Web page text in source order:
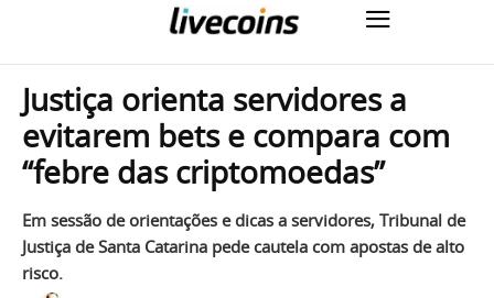
Justiça orienta servidores a
evitarem bets e compara com
“febre das criptomoedas”
Em sessão de orientações e dicas a servidores, Tribunal de
Justiça de Santa Catarina pede cautela com apostas de alto
risco.